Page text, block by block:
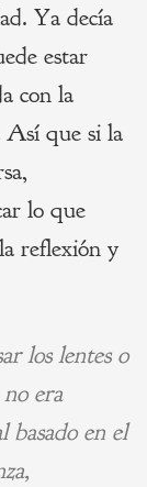
Ya decía
estar
con la
Así que si la
lo que
reflexión y
los lentes o
era
basado en el